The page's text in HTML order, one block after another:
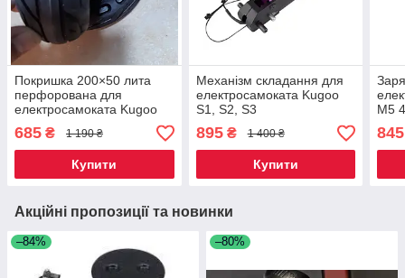
Покришка 200×50 лита
перфорована для
електросамоката Kugoo
S1/S3 pro
685 ₴ 1 190 ₴
Купити
Механізм складання для
електросамоката Kugoo
S1, S2, S3
895₴ 1 400 ₴
Купити
M5
845
Акційні пропозиції та новинки
–84% –80%